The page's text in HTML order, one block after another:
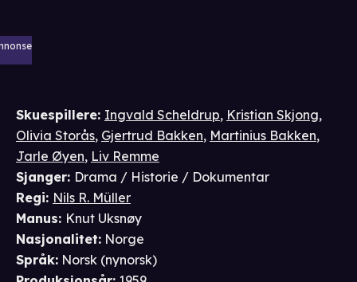
Skuespillere: Ingvald Scheldrup, Kristian Skjong,
Olivia Storås, Gjertrud Bakken, Martinius Bakken,
Jarle Øyen, Liv Remme
Sjanger: Drama / Historie / Dokumentar
Regi: Nils R. Müller
Manus: Knut Uksnøy
Nasjonalitet: Norge
Språk: Norsk (nynorsk)